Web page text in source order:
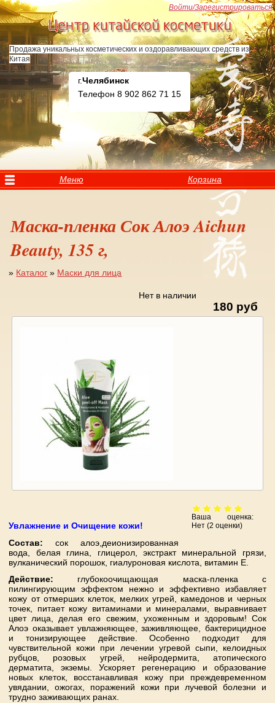
Перейти к основному содержанию
Продажа уникальных косметических и оздоравливающих средств из
Китая
г.Челябинск
Телефон 8 902 862 71 15
Меню Корзина
Маска-пленка Сок Алоэ Aichun
Beauty, 135 г,
» Каталог » Маски для лица
Нет в наличии
180 руб
Ваша оценка:
Нет (2 оценки)
Увлажнение и Очищение кожи!
Состав: сок алоэ,деионизированная
вода, белая глина, глицерол, экстракт минеральной грязи,
вулканический порошок, гиалуроновая кислота, витамин Е.
Действие: глубокоочищающая маска-пленка с
пилингирующим эффектом нежно и эффективно избавляет
кожу от отмерших клеток, мелких угрей, камедонов и черных
точек, питает кожу витаминами и минералами, выравнивает
цвет лица, делая его свежим, ухоженным и здоровым! Сок
Алоэ оказывает увлажняющее, заживляющее, бактерицидное
и тонизирующее действие. Особенно подходит для
чувствительной кожи при лечении угревой сыпи, келоидных
рубцов, розовых угрей, нейродермита, атопического
дерматита, экземы. Ускоряет регенерацию и образование
новых клеток, восстанавливая кожу при преждевременном
увядании, ожогах, поражений кожи при лучевой болезни и
трудно заживающих ранах.
Войти/Зарегистрироваться